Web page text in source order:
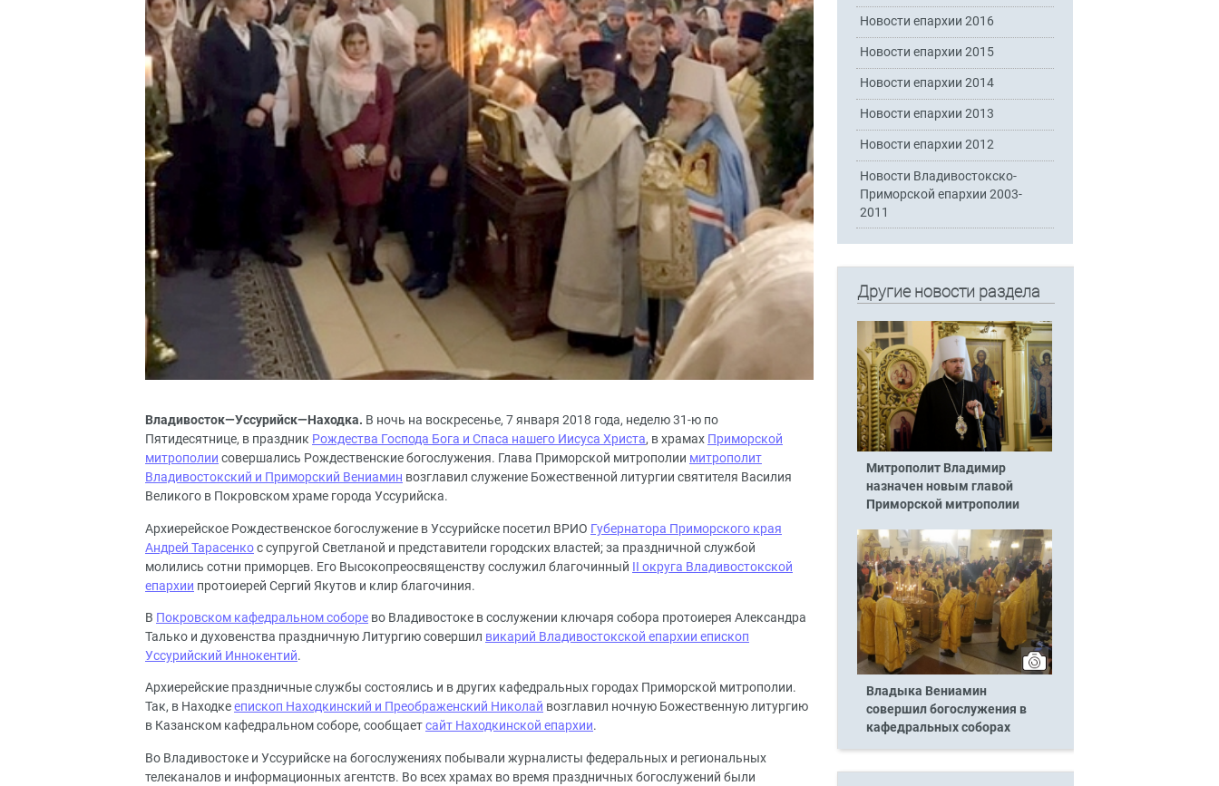
Владивосток—Уссурийск—Находка. В ночь на воскресенье, 7 января 2018 года, неделю 31-ю по
Пятидесятнице, в праздник Рождества Господа Бога и Спаса нашего Иисуса Христа, в храмах Приморской
митрополии совершались Рождественские богослужения. Глава Приморской митрополии митрополит
Владивостокский и Приморский Вениамин возглавил служение Божественной литургии святителя Василия
Великого в Покровском храме города Уссурийска.
Архиерейское Рождественское богослужение в Уссурийске посетил ВРИО Губернатора Приморского края
Андрей Тарасенкос супругой Светланой и представители городских властей; за праздничной службой
молились сотни приморцев. Его Высокопреосвященству сослужил благочинный II округа Владивостокской
епархии протоиерей Сергий Якутов и клир благочиния.
В Покровском кафедральном соборе во Владивостоке в сослужении ключаря собора протоиерея Александра
Талько и духовенства праздничную Литургию совершил викарий Владивостокской епархии епископ
Уссурийский Иннокентий.
Архиерейские праздничные службы состоялись и в других кафедральных городах Приморской митрополии.
Так, в Находкеепископ Находкинский и Преображенский Николай возглавил ночную Божественную литургию
в Казанском кафедральном соборе, сообщаетсайт Находкинской епархии.
Во Владивостоке и Уссурийске на богослужениях побывали журналисты федеральных и региональных
телеканалов и информационных агентств. Во всех храмах во время праздничных богослужений были
Новости епархии 2016
Новости епархии 2015
Новости епархии 2014
Новости епархии 2013
Новости епархии 2012
Новости Владивостокско-
Приморской епархии 2003-
2011
Другие новости раздела
Митрополит Владимир
назначен новым главой
Приморской митрополии
Владыка Вениамин
совершил богослужения в
кафедральных соборах